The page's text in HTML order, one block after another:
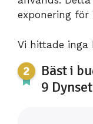
exponering
Vi hittade
Bäst i
9 Dynset